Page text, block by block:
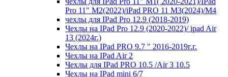
Pro 11" М2(2022)/iPad PRO 11 M3(2024)/M4
чехлы для IPad Pro 12.9 (2018-2019)
Чехлы на IPad Pro 12.9 (2020-2022)/ ipad Air
13 (2024г.)
Чехлы на IPad PRO 9.7 " 2016-2019г.г.
Чехлы на IPad Air 2
Чехлы для IPad PRO 10.5 /Air 3 10.5
Чехлы на IPad mini 6/7